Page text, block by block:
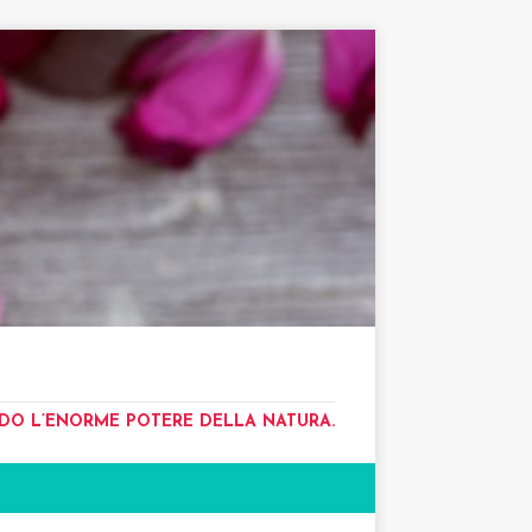
L’ENORME POTERE DELLA NATURA.